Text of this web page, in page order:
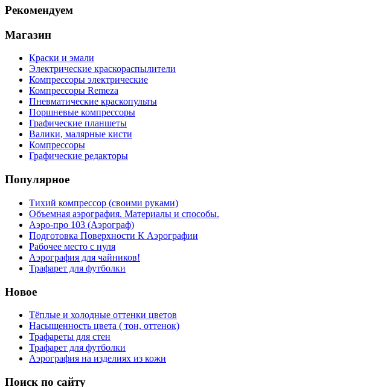
Рекомендуем
Магазин
Краски и эмали
Электрические краскораспылители
Компрессоры электрические
Компрессоры Remeza
Пневматические краскопульты
Поршневые компрессоры
Графические планшеты
Валики, малярные кисти
Компрессоры
Графические редакторы
Популярное
Тихий компрессор (своими руками)
Объемная аэрография. Материалы и способы.
Аэро-про 103 (Аэрограф)
Подготовка Поверхности К Аэрографии
Рабочее место с нуля
Аэрография для чайников!
Трафарет для футболки
Новое
Тёплые и холодные оттенки цветов
Насыщенность цвета ( тон, оттенок)
Трафареты для стен
Трафарет для футболки
Аэрография на изделиях из кожи
Поиск по сайту